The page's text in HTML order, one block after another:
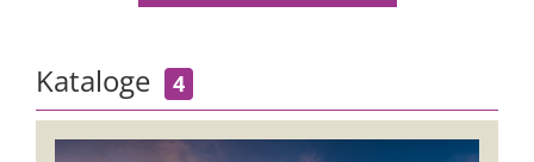
Kataloge 4